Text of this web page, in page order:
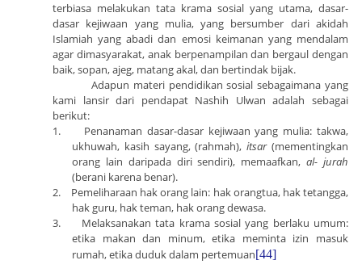
terbiasa melakukan tata krama sosial yang utama, dasar-
dasar kejiwaan yang mulia, yang bersumber dari akidah
Islamiah yang abadi dan emosi keimanan yang mendalam
agar dimasyarakat, anak berpenampilan dan bergaul dengan
baik, sopan, ajeg, matang akal, dan bertindak bijak.
Adapun materi pendidikan sosial sebagaimana yang
kami lansir dari pendapat Nashih Ulwan adalah sebagai
berikut:
1.
Penanaman dasar-dasar kejiwaan yang mulia: takwa,
ukhuwah, kasih sayang, (rahmah),itsar(mementingkan
orang lain daripada diri sendiri), memaafkan,al- jurah
(berani karena benar).
2.
Pemeliharaan hak orang lain: hak orangtua, hak tetangga,
hak guru, hak teman, hak orang dewasa.
3.
Melaksanakan tata krama sosial yang berlaku umum:
etika makan dan minum, etika meminta izin masuk
rumah, etika duduk dalam pertemuan[44]